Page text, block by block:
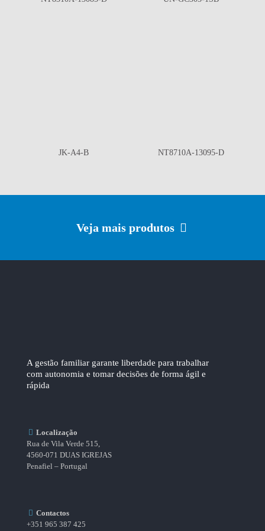
JK-A4-B NT8710A-13095-D
Veja mais produtos
A gestão familiar garante liberdade para trabalhar
com autonomia e tomar decisões de forma ágil e
rápida
Localização
Rua de Vila Verde 515,
4560-071 DUAS IGREJAS
Penafiel – Portugal
Contactos
+351 965 387 425